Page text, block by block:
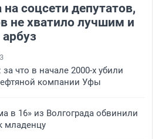
соцсети депутатов,
не хватило лучшим и
3
что в начале 2000-х убили
компании Уфы
в 16» из Волгограда обвинили
младенцу